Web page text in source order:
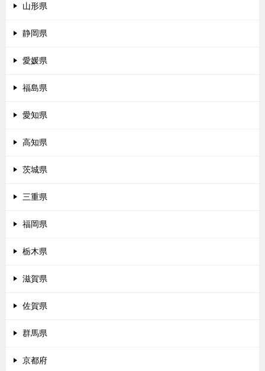
山形県
静岡県
愛媛県
福島県
愛知県
高知県
茨城県
三重県
福岡県
栃木県
滋賀県
佐賀県
群馬県
京都府